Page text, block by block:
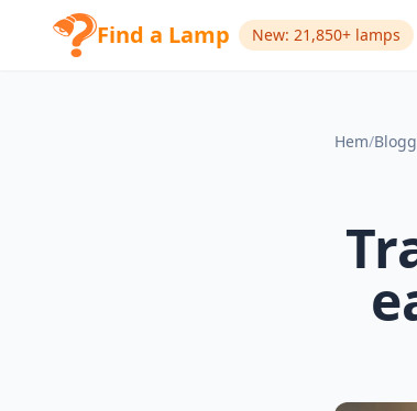
Find a Lamp New: 21,850+ lamps
Hem/Blogg